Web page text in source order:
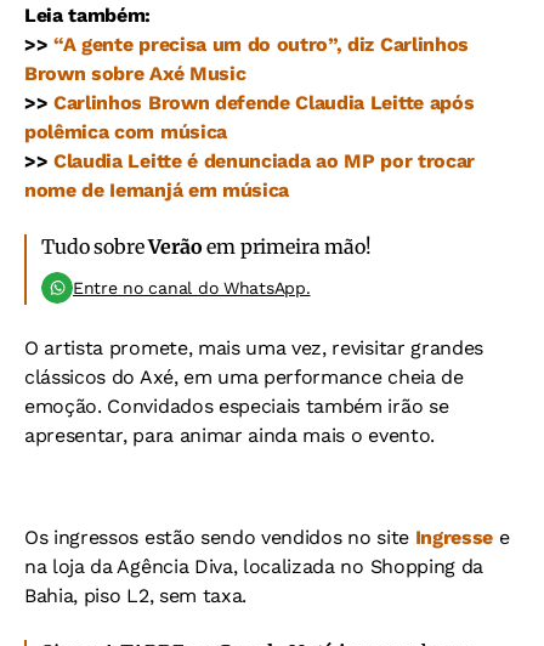
Leia também:
>>“A gente precisa um do outro”, diz Carlinhos
Brown sobre Axé Music
>>Carlinhos Brown defende Claudia Leitte após
polêmica com música
>>Claudia Leitte é denunciada ao MP por trocar
nome de Iemanjá em música
Tudo sobreVerão em primeira mão!
Entre no canal do WhatsApp.
O artista promete, mais uma vez, revisitar grandes
clássicos do Axé, em uma performance cheia de
emoção. Convidados especiais também irão se
apresentar, para animar ainda mais o evento.
Os ingressos estão sendo vendidos no site Ingresse e
na loja da Agência Diva, localizada no Shopping da
Bahia, piso L2, sem taxa.